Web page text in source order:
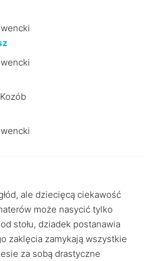
ale dziecięcą ciekawość
może nasycić tylko
stołu, dziadek postanawia
zaklęcia zamykają wszystkie
za sobą drastyczne